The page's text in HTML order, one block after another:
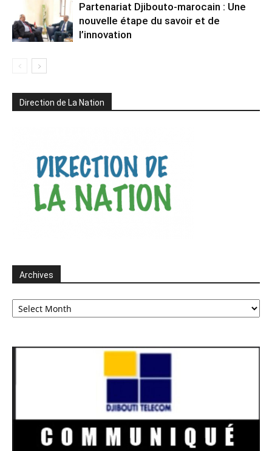
Partenariat Djibouto-marocain : Une
nouvelle étape du savoir et de
l’innovation
Direction de La Nation
Archives
Archives